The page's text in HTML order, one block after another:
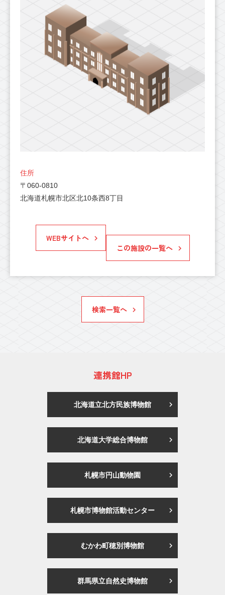
住所
〒060-0810
北海道札幌市北区北10条西8丁目
WEBサイトへ
この施設の一覧へ
検索一覧へ
連携館HP
北海道立北方民族博物館
北海道大学総合博物館
札幌市円山動物園
札幌市博物館活動センター
むかわ町穂別博物館
群馬県立自然史博物館